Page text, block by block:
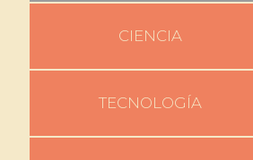
CIENCIA
TECNOLOGÍA